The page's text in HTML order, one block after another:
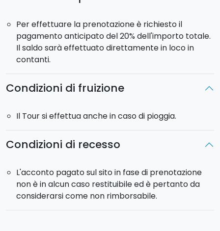
sono: Grillo, Nero d'Avola, Inzolia,
Frappato, Nerello Mascalese e Grecanico.
Per effettuare la prenotazione è richiesto il
pagamento anticipato del 20% dell'importo totale.
Il saldo sarà effettuato direttamente in loco in
contanti.
Condizioni di fruizione
Il Tour si effettua anche in caso di pioggia.
Condizioni di recesso
L'acconto pagato sul sito in fase di prenotazione
non è in alcun caso restituibile ed è pertanto da
considerarsi come non rimborsabile.